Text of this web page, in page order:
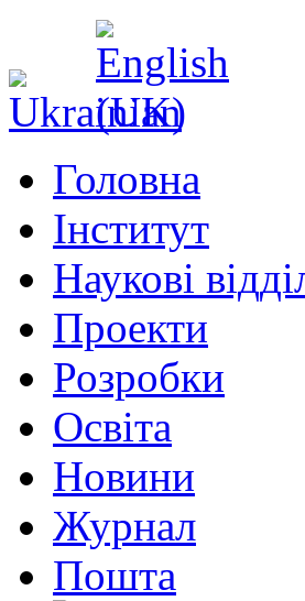
Головна
Інститут
Наукові
Проекти
Розробки
Освіта
Новини
Журнал
Пошта